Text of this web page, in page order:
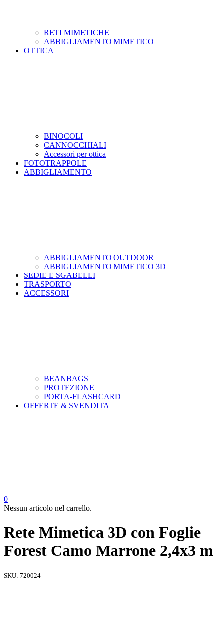
RETI MIMETICHE
ABBIGLIAMENTO MIMETICO
OTTICA
BINOCOLI
CANNOCCHIALI
Accessori per ottica
FOTOTRAPPOLE
ABBIGLIAMENTO
ABBIGLIAMENTO OUTDOOR
ABBIGLIAMENTO MIMETICO 3D
SEDIE E SGABELLI
TRASPORTO
ACCESSORI
BEANBAGS
PROTEZIONE
PORTA-FLASHCARD
OFFERTE & SVENDITA
0
Nessun articolo nel carrello.
Rete Mimetica 3D con Foglie
Forest Camo Marrone 2,4x3 m
SKU: 720024